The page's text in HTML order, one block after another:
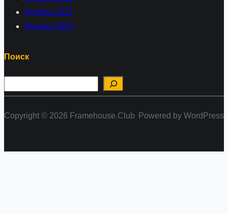
Ноябрь 2021
Январь 2020
Поиск
о
и
Copyright © 2026 Framehouse.Club Powered by WordPress